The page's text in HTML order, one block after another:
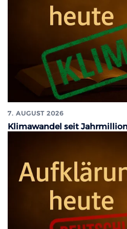
7. AUGUST 2026
Klimawandel seit